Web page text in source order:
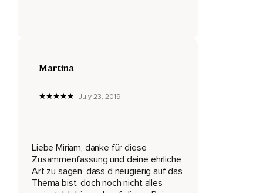
Dann also let's go.
Wer ihn kennt.
Es ist ein spiritueller Lehrer,
Martina
July 23, 2019
Liebe Miriam, danke für diese
Zusammenfassung und deine ehrliche
Art zu sagen, dass d neugierig auf das
Thema bist, doch noch nicht alles